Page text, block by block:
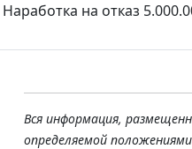
Наработка на отказ
Вся информация,
определяемой